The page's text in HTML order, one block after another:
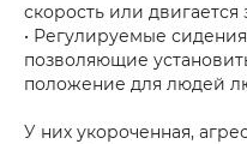
скорость или двигается
• Регулируемые
позволяющие
положение для людей
У них укороченная,